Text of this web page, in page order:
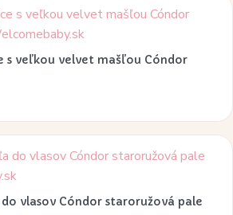
s veľkou velvet mašľou Cóndor
vlasov Cóndor staroružová pale